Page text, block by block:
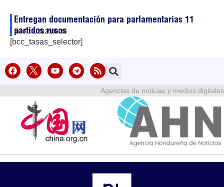
Entregan documentación para parlamentarias 11
partidos rusos
julio 15, 202606:36
[bcc_tasas_selector]
Agencias de noticias y medios digitales